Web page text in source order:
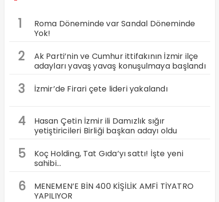
1
Roma Döneminde var Sandal Döneminde
Yok!
2
Ak Parti’nin ve Cumhur ittifakının İzmir ilçe
adayları yavaş yavaş konuşulmaya başlandı
3 İzmir’de Firari çete lideri yakalandı
4
Hasan Çetin İzmir ili Damızlık sığır
yetiştiricileri Birliği başkan adayı oldu
5
Koç Holding, Tat Gıda’yı sattı! İşte yeni
sahibi…
6
MENEMEN’E BİN 400 KİŞİLİK AMFİ TİYATRO
YAPILIYOR